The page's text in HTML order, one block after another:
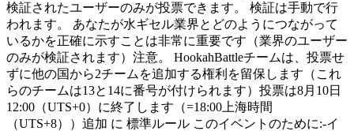
検証されたユーザーのみが投票できます。 検証は手動で行
われます。 あなたが水ギセル業界とどのようにつながって
いるかを正確に示すことは非常に重要です（業界のユーザー
のみが検証されます）注意。 HookahBattleチームは、投票せ
ずに他の国から2チームを追加する権利を留保します（これ
らのチームは13と14に番号が付けられます）投票は8月10日
12:00（UTS+0）に終了します（=18:00上海時間
（UTS+8））追加 に 標準ルール このイベントのために:-イ